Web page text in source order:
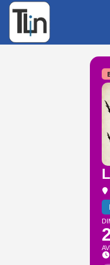
Rechercher